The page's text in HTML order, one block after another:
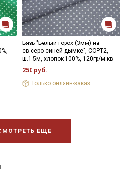
Бязь "Белый горох (3мм) на
св.серо-синей дымке", СОРТ2,
ш.1.5м, хлопок-100%, 120гр/м.кв
250 руб.
Только онлайн-заказ
ЕЩЕ